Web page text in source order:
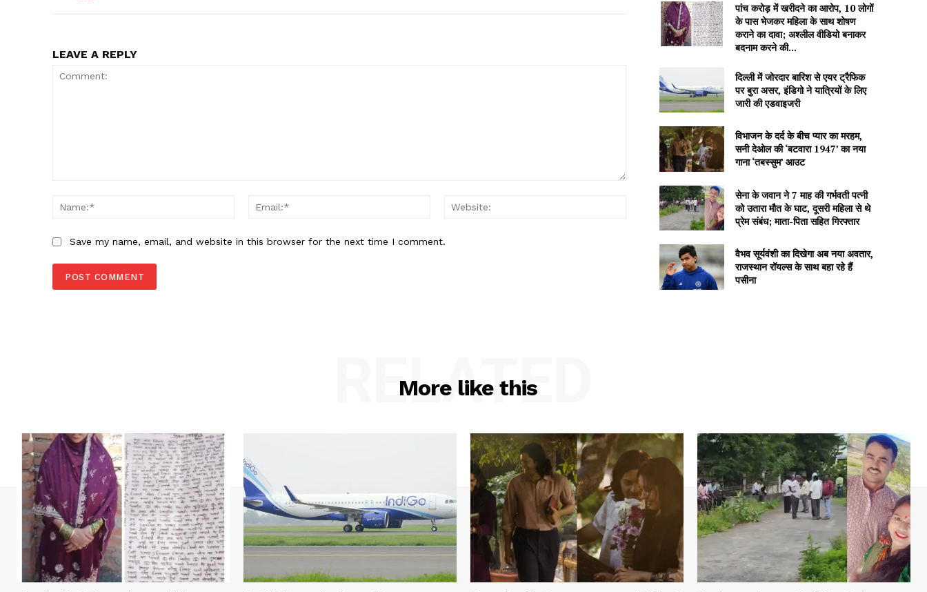
LEAVE A REPLY
Name:*
Email:* Website:
Save my name, email, and website in this browser for the next time I comment.
पांच करोड़ में खरीदने का आरोप, 10 लोगों
के पास भेजकर महिला के साथ शोषण
कराने का दावा; अश्लील वीडियो बनाकर
बदनाम करने की...
दिल्ली में जोरदार बारिश से एयर ट्रैफिक
पर बुरा असर, इंडिगो ने यात्रियों के लिए
जारी की एडवाइजरी
विभाजन के दर्द के बीच प्यार का मरहम,
सनी देओल की ‘बटवारा 1947’ का नया
गाना ‘तबस्सुम’ आउट
सेना के जवान ने 7 माह की गर्भवती पत्नी
को उतारा मौत के घाट, दूसरी महिला से थे
प्रेम संबंध; माता-पिता सहित गिरफ्तार
वैभव सूर्यवंशी का दिखेगा अब नया अवतार,
राजस्थान रॉयल्स के साथ बहा रहे हैं
पसीना
More like this
RELATED